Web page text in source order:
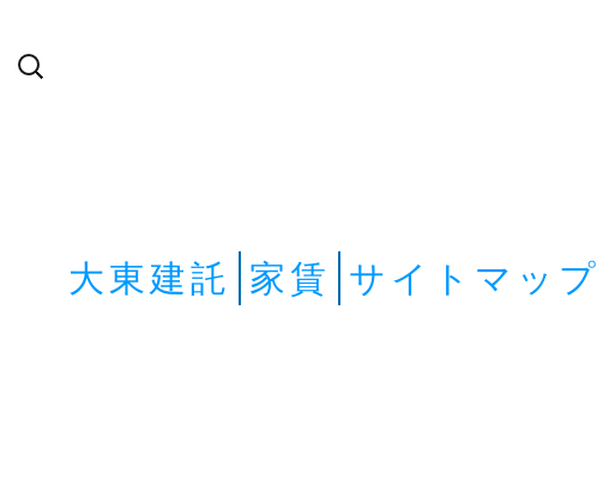
検
索:
大東建託 家賃 サイトマップ